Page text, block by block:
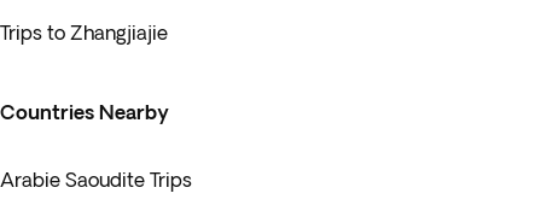
Trips to Zhangjiajie
Countries Nearby
Arabie Saoudite Trips